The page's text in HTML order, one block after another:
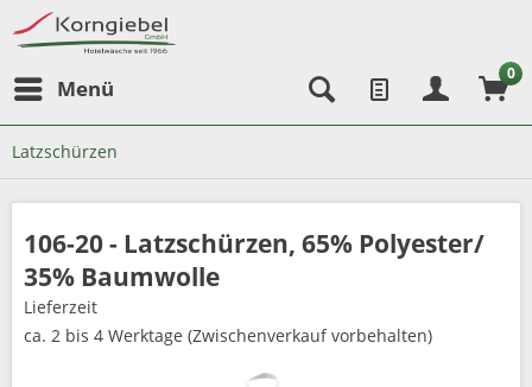
Menü
0
Latzschürzen
106-20 - Latzschürzen, 65% Polyester/
35% Baumwolle
Lieferzeit
ca. 2 bis 4 Werktage (Zwischenverkauf vorbehalten)